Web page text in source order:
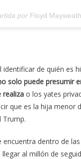
por Floyd
identificar de quién es
solo puede presumir
realizao los yates
que es la hija menor
Trump.
encuentra dentro de
al millón de